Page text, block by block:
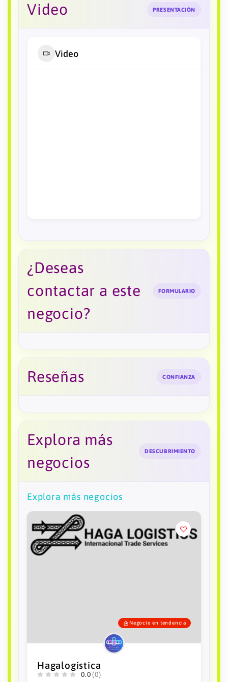
Video PRESENTACIÓN
Video
¿Deseas
contactar a este
negocio?
FORMULARIO
Reseñas CONFIANZA
Explora más
negocios
DESCUBRIMIENTO
Explora más negocios
Negocio en tendencia
Hagalogística
0.0 (0)